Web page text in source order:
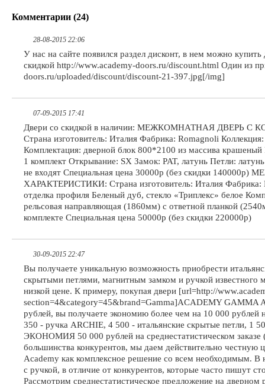
Комментарии (24)
28-08-2015 22:06
У нас на сайте появился раздел дисконт, в нем можно купить
скидкой http://www.academy-doors.ru/discount.html Один из
doors.ru/uploaded/discount/discount-21-397.jpg[/img]
07-09-2015 17:41
Двери со скидкой в наличии: МЕЖКОМНАТНАЯ ДВЕРЬ
Страна изготовитель: Италия Фабрика: Romagnoli
Комплектация: дверной блок 800*2100 из массива
1 комплект Открывание: SX Замок: PAT, латунь Петли:
не входят Специальная цена 30000р (без скидки
ХАРАКТЕРИСТИКИ: Страна изготовитель: Италия Фабрика:
отделка профиля Беленый дуб, стекло «Триплекс» белое
рельсовая направляющая (1860мм) с ответной планкой
комплекте Специальная цена 50000р (без скидки 220000р)
30-09-2015 22:47
Вы получаете уникальную возможность приобрести
скрытыми петлями, магнитным замком и ручкой известного
низкой цене. К примеру, покупая двери [url=http://
section=4&category=45&brand=Gamma]ACADEMY GAMMA
рублей, вы получаете экономию более чем на 10 000
350 - ручка ARCHIE, 4 500 - итальянские скрытые петли, 1
ЭКОНОМИЯ 50 000 рублей на среднестатистическом заказе
большинства конкурентов, мы даем действительно честную
Academy как комплексное решение со всем необходимым.
с ручкой, в отличие от конкурентов, которые часто пишут
Рассмотрим среднестатистическое предложение на дверном